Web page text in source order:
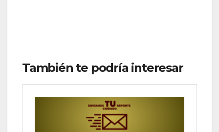
También te podría interesar